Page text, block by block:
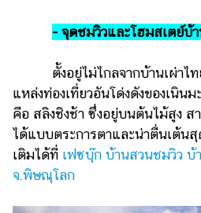
- จุดชมวิวและโฮมสเตย์บ้
ตั้งอยู่ไม่ไกลจากบ้านเผ่าไ
แหล่งท่องเที่ยวอันโด่งดังของเนิน
คือ สลิงชิงช้า ซึ่งอยู่บนต้นไม้สูง ส
ได้แบบตระการตาและน่าตื่นเต้น
เติมได้ที่ เฟซบุ๊ก บ้านสวนชมวิว บ้
จ.พิษณุโลก